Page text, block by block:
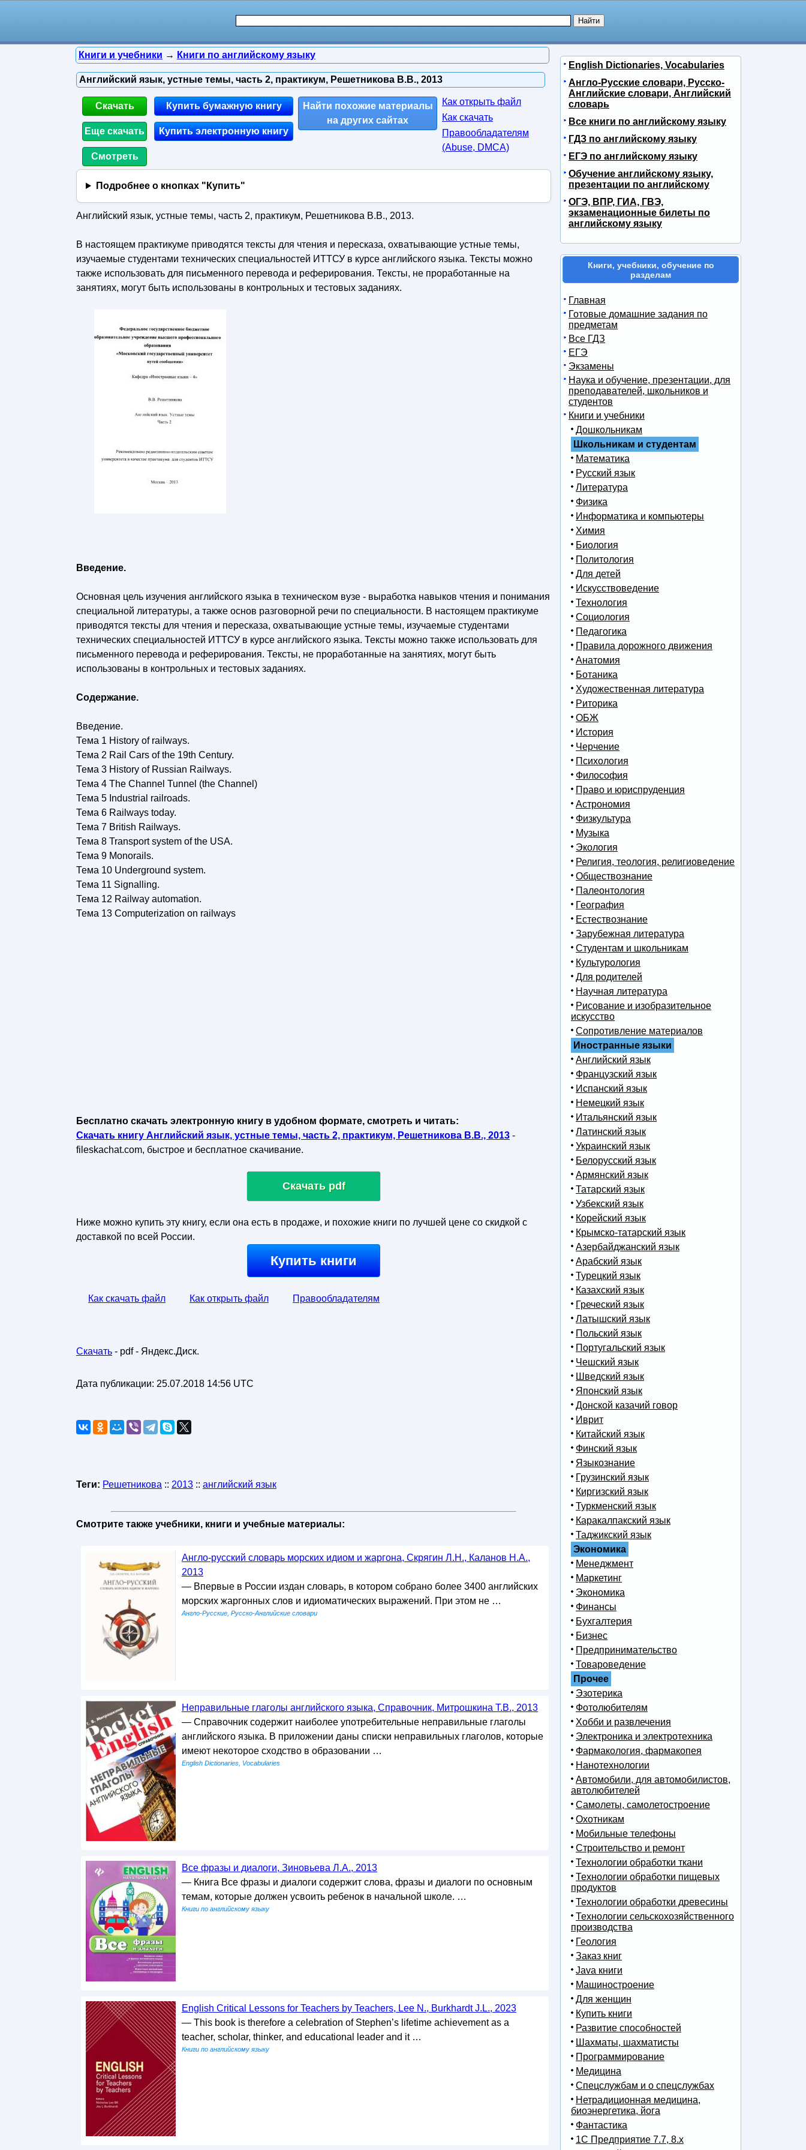
Книги и учебники → Книги по английскому языку
Английский язык, устные темы, часть 2, практикум, Решетникова В.В., 2013
Скачать
Еще скачать
Смотреть
Купить бумажную книгу
Купить электронную книгу
Найти похожие материалы
на других сайтах
Как открыть файл
Как скачать
Правообладателям
(Abuse, DMСA)
Подробнее о кнопках "Купить"
Английский язык, устные темы, часть 2, практикум, Решетникова В.В., 2013.
В настоящем практикуме приводятся тексты для чтения и пересказа, охватывающие устные темы,
изучаемые студентами технических специальностей ИТТСУ в курсе английского языка. Тексты можно
также использовать для письменного перевода и реферирования. Тексты, не проработанные на
занятиях, могут быть использованы в контрольных и тестовых заданиях.
Введение.
Основная цель изучения английского языка в техническом вузе - выработка навыков чтения и понимания
специальной литературы, а также основ разговорной речи по специальности. В настоящем практикуме
приводятся тексты для чтения и пересказа, охватывающие устные темы, изучаемые студентами
технических специальностей ИТТСУ в курсе английского языка. Тексты можно также использовать для
письменного перевода и реферирования. Тексты, не проработанные на занятиях, могут быть
использованы в контрольных и тестовых заданиях.
Содержание.
Введение.
Тема 1 History of railways.
Тема 2 Rail Cars of the 19th Century.
Тема 3 History of Russian Railways.
Тема 4 The Channel Tunnel (the Channel)
Тема 5 Industrial railroads.
Тема 6 Railways today.
Тема 7 British Railways.
Тема 8 Transport system of the USA.
Тема 9 Monorails.
Тема 10 Underground system.
Тема 11 Signalling.
Тема 12 Railway automation.
Тема 13 Computerization on railways
Бесплатно скачать электронную книгу в удобном формате, смотреть и читать:
Скачать книгу Английский язык, устные темы, часть 2, практикум, Решетникова В.В., 2013 -
fileskachat.com, быстрое и бесплатное скачивание.
Скачать pdf
Ниже можно купить эту книгу, если она есть в продаже, и похожие книги по лучшей цене со скидкой с
доставкой по всей России.
Купить книги
Как скачать файл Как открыть файл Правообладателям
Скачать - pdf - Яндекс.Диск.
Дата публикации: 25.07.2018 14:56 UTC
Теги: Решетникова :: 2013 :: английский язык
Смотрите также учебники, книги и учебные материалы:
Англо-русский словарь морских идиом и жаргона, Скрягин Л.Н., Каланов Н.А.,
2013
— Впервые в России издан словарь, в котором собрано более 3400 английских
морских жаргонных слов и идиоматических выражений. При этом не …
Англо-Русские, Русско-Английские словари
Неправильные глаголы английского языка, Справочник, Митрошкина Т.В., 2013
— Справочник содержит наиболее употребительные неправильные глаголы
английского языка. В приложении даны списки неправильных глаголов, которые
имеют некоторое сходство в образовании …
English Dictionaries, Vocabularies
Все фразы и диалоги, Зиновьева Л.А., 2013
— Книга Все фразы и диалоги содержит слова, фразы и диалоги по основным
темам, которые должен усвоить ребенок в начальной школе. …
Книги по английскому языку
English Critical Lessons for Teachers by Teachers, Lee N., Burkhardt J.L., 2023
— This book is therefore a celebration of Stephen’s lifetime achievement as a
teacher, scholar, thinker, and educational leader and it …
Книги по английскому языку
English Dictionaries, Vocabularies
Англо-Русские словари, Русско-
Английские словари, Английский
словарь
Все книги по английскому языку
ГДЗ по английскому языку
ЕГЭ по английскому языку
Обучение английскому языку,
презентации по английскому
ОГЭ, ВПР, ГИА, ГВЭ,
экзаменационные билеты по
английскому языку
Книги, учебники, обучение по
разделам
Главная
Готовые домашние задания по
предметам
Все ГДЗ
ЕГЭ
Экзамены
Наука и обучение, презентации, для
преподавателей, школьников и
студентов
Книги и учебники
Дошкольникам
Школьникам и студентам
Математика
Русский язык
Литература
Физика
Информатика и компьютеры
Химия
Биология
Политология
Для детей
Искусствоведение
Технология
Социология
Педагогика
Правила дорожного движения
Анатомия
Ботаника
Художественная литература
Риторика
ОБЖ
История
Черчение
Психология
Философия
Право и юриспруденция
Астрономия
Физкультура
Музыка
Экология
Религия, теология, религиоведение
Обществознание
Палеонтология
География
Естествознание
Зарубежная литература
Студентам и школьникам
Культурология
Для родителей
Научная литература
Рисование и изобразительное
искусство
Сопротивление материалов
Иностранные языки
Английский язык
Французский язык
Испанский язык
Немецкий язык
Итальянский язык
Латинский язык
Украинский язык
Белорусский язык
Армянский язык
Татарский язык
Узбекский язык
Корейский язык
Крымско-татарский язык
Азербайджанский язык
Арабский язык
Турецкий язык
Казахский язык
Греческий язык
Латышский язык
Польский язык
Португальский язык
Чешский язык
Шведский язык
Японский язык
Донской казачий говор
Иврит
Китайский язык
Финский язык
Языкознание
Грузинский язык
Киргизский язык
Туркменский язык
Каракалпакский язык
Таджикский язык
Экономика
Менеджмент
Маркетинг
Экономика
Финансы
Бухгалтерия
Бизнес
Предпринимательство
Товароведение
Прочее
Эзотерика
Фотолюбителям
Хобби и развлечения
Электроника и электротехника
Фармакология, фармакопея
Нанотехнологии
Автомобили, для автомобилистов,
автолюбителей
Самолеты, самолетостроение
Охотникам
Мобильные телефоны
Строительство и ремонт
Технологии обработки ткани
Технологии обработки пищевых
продуктов
Технологии обработки древесины
Технологии сельскохозяйственного
производства
Геология
Заказ книг
Java книги
Машиностроение
Для женщин
Купить книги
Развитие способностей
Шахматы, шахматисты
Программирование
Медицина
Спецслужбам и о спецслужбах
Нетрадиционная медицина,
биоэнергетика, йога
Фантастика
1С Предприятие 7.7, 8.x